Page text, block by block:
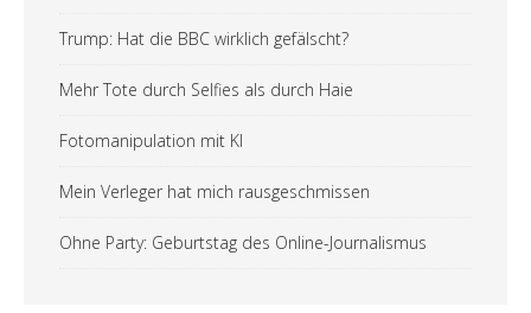
Trump: Hat die BBC wirklich gefälscht?
Mehr Tote durch Selfies als durch Haie
Fotomanipulation mit KI
Mein Verleger hat mich rausgeschmissen
Ohne Party: Geburtstag des Online-Journalismus